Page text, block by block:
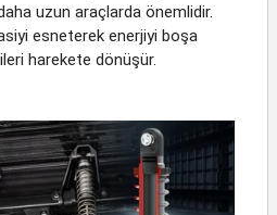
uzun araçlarda önemlidir.
esneterek enerjiyi boşa
harekete dönüşür.